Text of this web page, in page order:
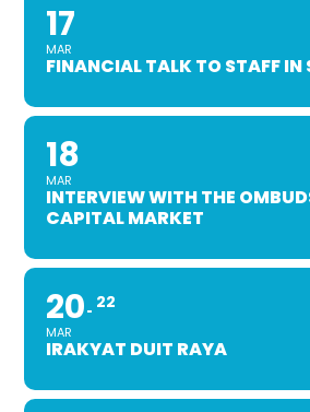
17
MAR
FINANCIAL TALK TO STAFF IN
18
MAR
INTERVIEW WITH THE
CAPITAL MARKET
20
MAR
22
IRAKYAT DUIT RAYA